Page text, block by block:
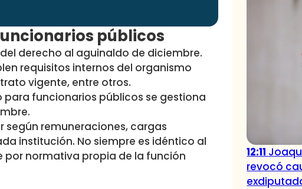
públicos
derecho al aguinaldo de diciembre.
requisitos internos del organismo
vigente, entre otros.
para funcionarios públicos se gestiona
según remuneraciones, cargas
institución. No siempre es idéntico al
por normativa propia de la función
12:11
revocó